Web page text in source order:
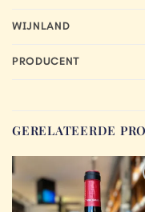
WIJNLAND
PRODUCENT
GERELATEERDE